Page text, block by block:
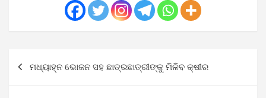
navigation
ମଧ୍ୟାହ୍ନ ଭୋଜନ ସହ ଛାତ୍ରଛାତ୍ରୀଙ୍କୁ ମିଳିବ କ୍ଷୀର